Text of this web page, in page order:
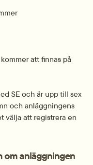
att finnas på
SE och är upp till sex
och anläggningens
välja att registrera en
om anläggningen